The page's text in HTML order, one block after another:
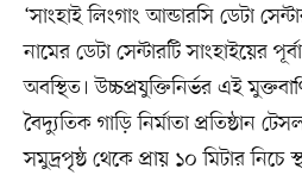
‘সাংহাই লিংগাং আন্ডারসি ডেটা
নামের ডেটা সেন্টারটি সাংহাইয়ের
অবস্থিত। উচ্চপ্রযুক্তিনির্ভর এই
বৈদ্যুতিক গাড়ি নির্মাতা প্রতিষ্ঠান
সমুদ্রপৃষ্ঠ থেকে প্রায় ১০ মিটার নিচে